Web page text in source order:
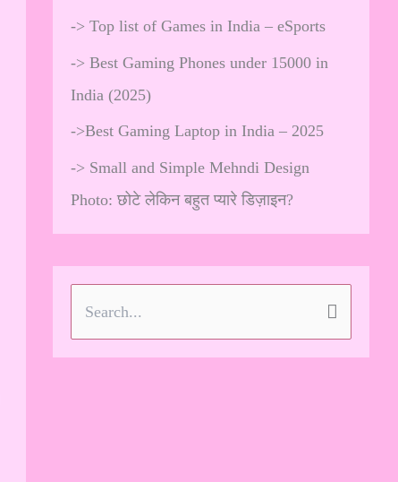
-> Top list of Games in India – eSports
-> Best Gaming Phones under 15000 in
India (2025)
->Best Gaming Laptop in India – 2025
-> Small and Simple Mehndi Design
Photo: छोटे लेकिन बहुत प्यारे डिज़ाइन?